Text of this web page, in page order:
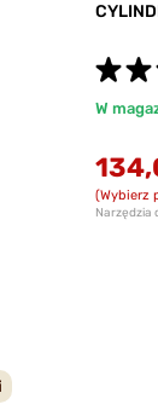
Narzędzia
W
(Wybierz